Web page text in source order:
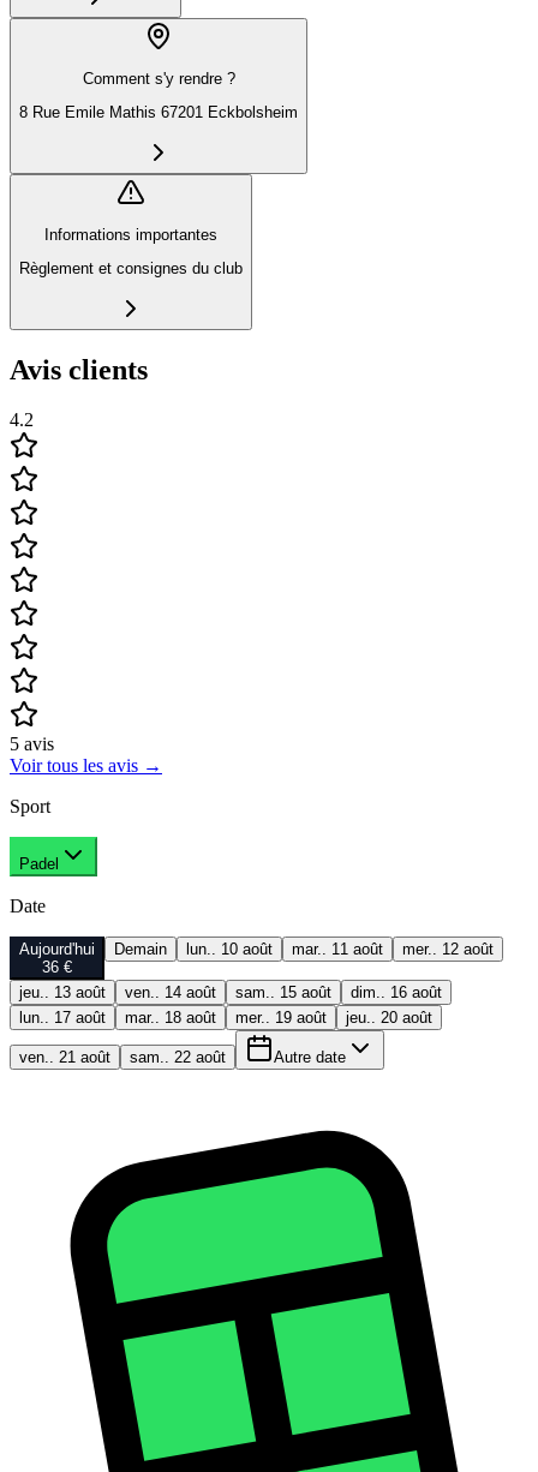
Comment s'y rendre ?
8 Rue Emile Mathis 67201 Eckbolsheim
Informations importantes
Règlement et consignes du club
Avis clients
4.2
5 avis
Voir tous les avis →
Sport
Padel
Date
Aujourd'hui
36 €
Demain lun.. 10 août mar.. 11 août mer.. 12 août
jeu.. 13 août ven.. 14 août sam.. 15 août
dim.. 16 août
lun.. 17 août
mar.. 18 août mer.. 19 août jeu.. 20 août
ven.. 21 août sam.. 22 août Autre date